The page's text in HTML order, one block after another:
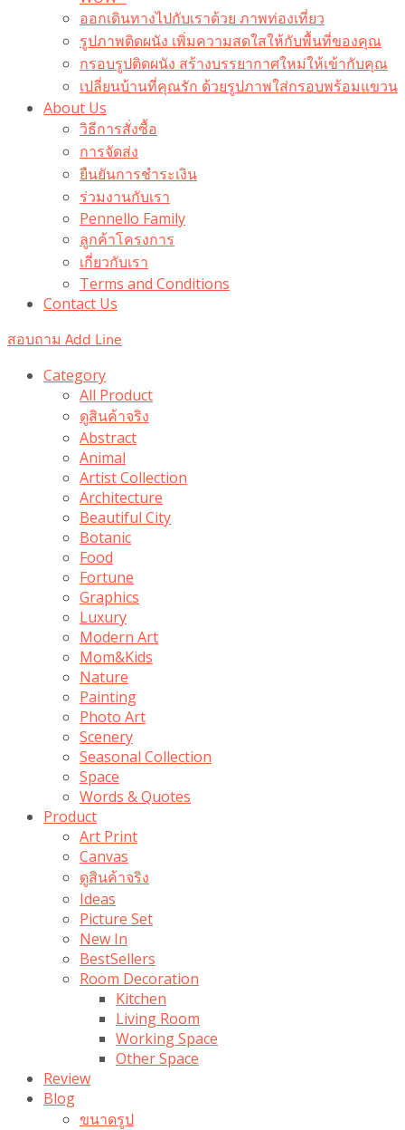
ออกเดินทางไปกับเราด้วย ภาพท่องเที่ยว
รูปภาพติดผนัง เพิ่มความสดใสให้กับพื้นที่ของคุณ
กรอบรูปติดผนัง สร้างบรรยากาศใหม่ให้เข้ากับคุณ
เปลี่ยนบ้านที่คุณรัก ด้วยรูปภาพใส่กรอบพร้อมแขวน​
About Us
วิธีการสั่งซื้อ
การจัดส่ง
ยืนยันการชำระเงิน
ร่วมงานกับเรา
Pennello Family
ลูกค้าโครงการ
เกี่ยวกับเรา
Terms and Conditions
Contact Us
สอบถาม Add Line
Category
All Product
ดูสินค้าจริง
Abstract
Animal
Artist Collection
Architecture
Beautiful City
Botanic
Food
Fortune
Graphics
Luxury
Modern Art
Mom&Kids
Nature
Painting
Photo Art
Scenery
Seasonal Collection
Space
Words & Quotes
Product
Art Print
Canvas
ดูสินค้าจริง
Ideas
Picture Set
New In
BestSellers
Room Decoration
Kitchen
Living Room
Working Space
Other Space
Review
Blog
ขนาดรูป